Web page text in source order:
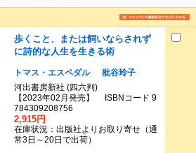
歩くこと、または飼いならされず
に詩的な人生を生きる術
トマス・エスペダル
枇谷玲子
河出書房新社 (四六判)
【2023年02月発売】 ISBNコード 9
784309208756
2,915円
在庫状況：出版社よりお取り寄せ（通
常3日～20日で出荷）